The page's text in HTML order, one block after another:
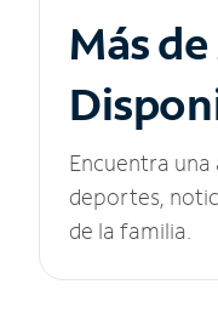
Más
Encuentra
deportes,
de la familia.